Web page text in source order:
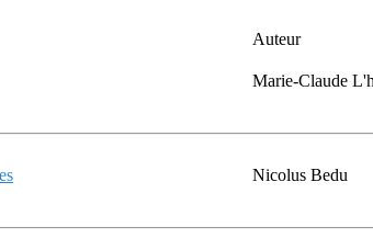
Auteur
Marie-Claude
Nicolus Bedu